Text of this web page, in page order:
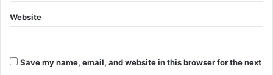
Website
Save my name, email, and website in this browser for the next